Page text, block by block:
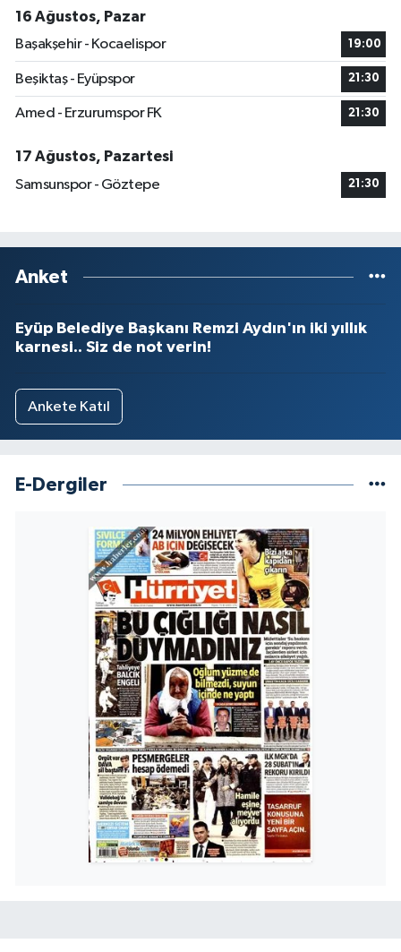
16 Ağustos, Pazar
Başakşehir - Kocaelispor
19:00
Beşiktaş - Eyüpspor 21:30
Amed - Erzurumspor FK 21:30
17 Ağustos, Pazartesi
Samsunspor - Göztepe
21:30
Anket
Eyüp Belediye Başkanı Remzi Aydın'ın iki yıllık
karnesi.. Siz de not verin!
Ankete Katıl
E-Dergiler